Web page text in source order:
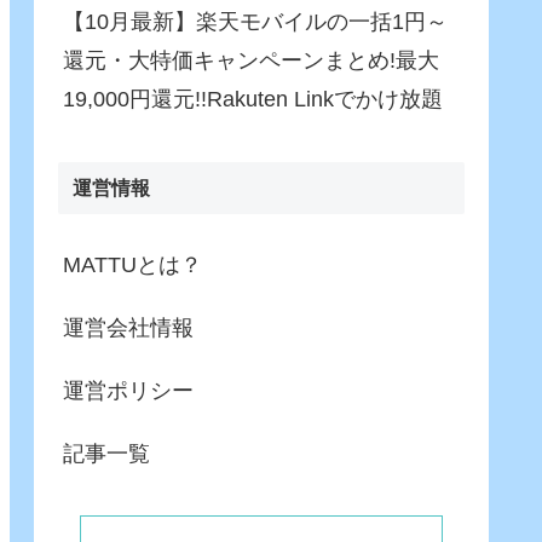
【10月最新】楽天モバイルの一括1円～
還元・大特価キャンペーンまとめ!最大
19,000円還元!!Rakuten Linkでかけ放題
運営情報
MATTUとは？
運営会社情報
運営ポリシー
記事一覧